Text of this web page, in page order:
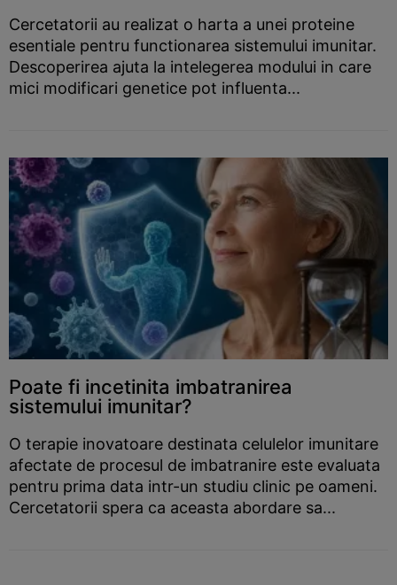
Cercetatorii au realizat o harta a unei proteine
esentiale pentru functionarea sistemului imunitar.
Descoperirea ajuta la intelegerea modului in care
mici modificari genetice pot influenta...
Poate fi incetinita imbatranirea
sistemului imunitar?
O terapie inovatoare destinata celulelor imunitare
afectate de procesul de imbatranire este evaluata
pentru prima data intr-un studiu clinic pe oameni.
Cercetatorii spera ca aceasta abordare sa...